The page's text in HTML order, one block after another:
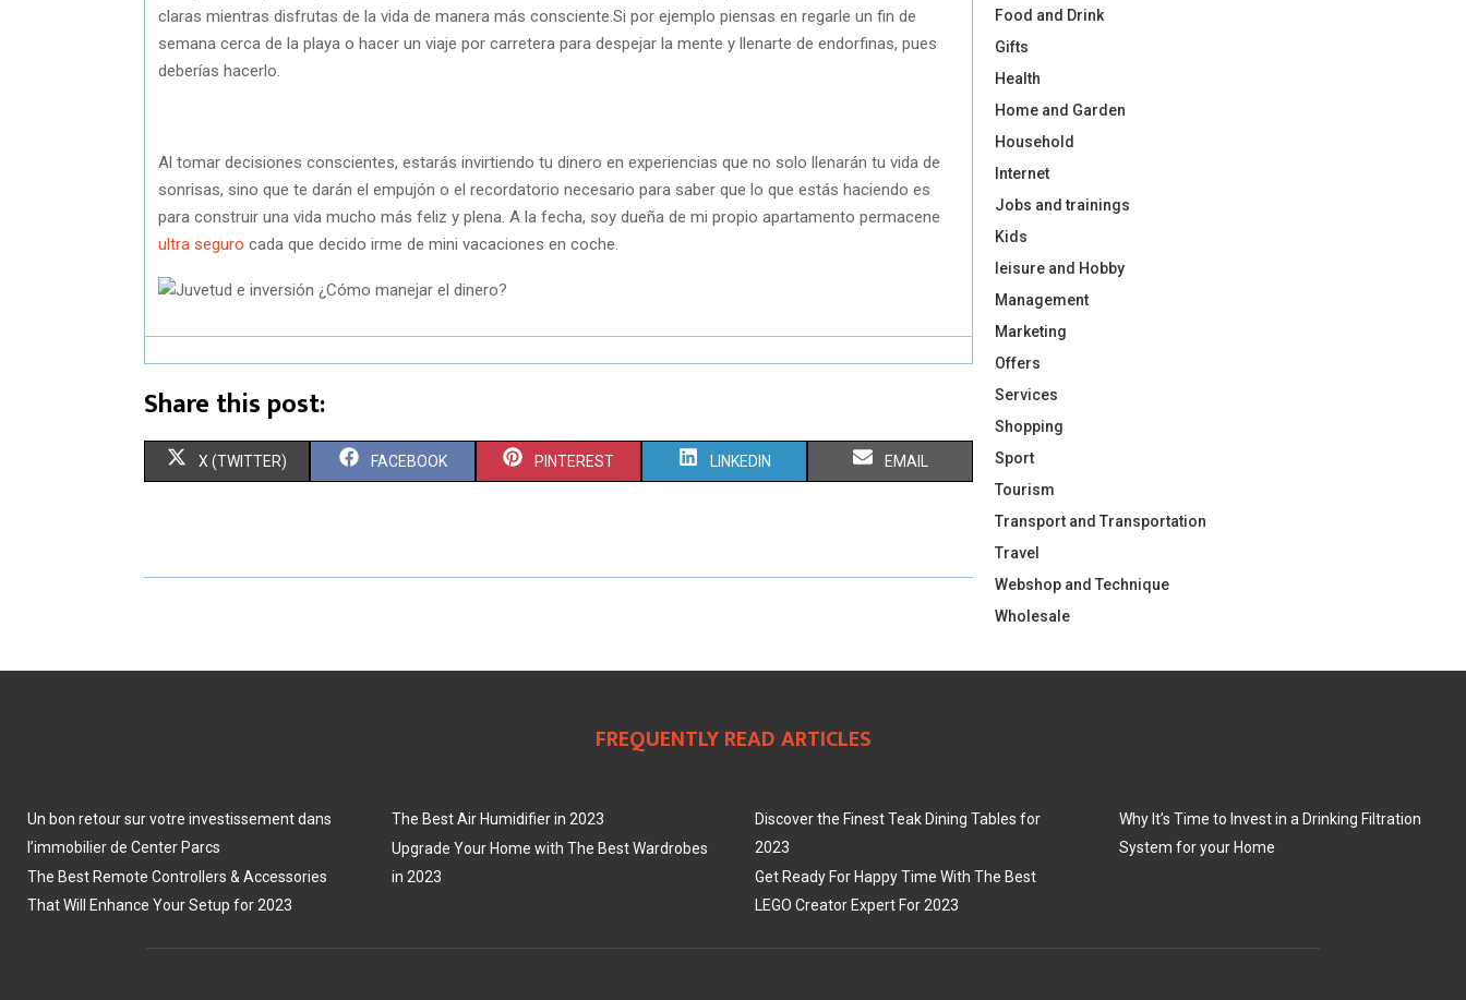
claras mientras disfrutas de la vida de manera más consciente.Si por ejemplo piensas en regarle un fin de
semana cerca de la playa o hacer un viaje por carretera para despejar la mente y llenarte de endorfinas, pues
deberías hacerlo.
Al tomar decisiones conscientes, estarás invirtiendo tu dinero en experiencias que no solo llenarán tu vida de
sonrisas, sino que te darán el empujón o el recordatorio necesario para saber que lo que estás haciendo es
para construir una vida mucho más feliz y plena. A la fecha, soy dueña de mi propio apartamento permacene
ultra seguro cada que decido irme de mini vacaciones en coche.
Share this post:
S
R
X (TWITTER) S
R
FACEBOOK S
R
PINTEREST S
R
LINKEDIN S
R
EMAIL
Food and Drink
Gifts
Health
Home and Garden
Household
Internet
Jobs and trainings
Kids
leisure and Hobby
Management
Marketing
Offers
Services
Shopping
Sport
Tourism
Transport and Transportation
Travel
Webshop and Technique
Wholesale
FREQUENTLY READ ARTICLES
Un bon retour sur votre investissement dans
l’immobilier de Center Parcs
The Best Remote Controllers & Accessories
That Will Enhance Your Setup for 2023
The Best Air Humidifier in 2023
Upgrade Your Home with The Best Wardrobes
in 2023
Discover the Finest Teak Dining Tables for
2023
Get Ready For Happy Time With The Best
LEGO Creator Expert For 2023
Why It’s Time to Invest in a Drinking Filtration
System for your Home